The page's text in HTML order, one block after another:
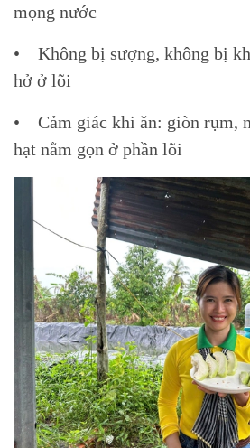
mọng nước
• Không bị sượng, không bị
hở ở lõi
• Cảm giác khi ăn: giòn rụm,
hạt nằm gọn ở phần lõi